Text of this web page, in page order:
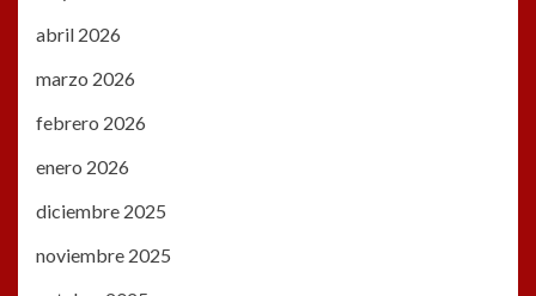
abril 2026
marzo 2026
febrero 2026
enero 2026
diciembre 2025
noviembre 2025